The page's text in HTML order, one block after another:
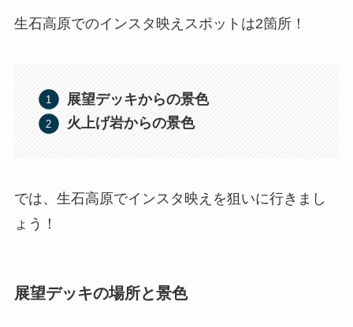
生石高原でのインスタ映えスポットは2箇所！
展望デッキからの景色
火上げ岩からの景色
では、生石高原でインスタ映えを狙いに行きまし
ょう！
展望デッキの場所と景色